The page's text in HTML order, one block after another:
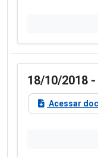
18/10/2018 -
Acessar